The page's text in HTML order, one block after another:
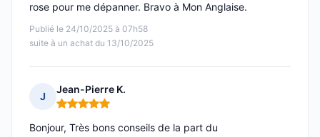
Publié le 24/10/2025 à 07h58
suite à un achat du 13/10/2025
rose pour me dépanner. Bravo à Mon Anglaise.
J
Jean-Pierre K.
Note : 5 sur 5
Bonjour, Très bons conseils de la part du